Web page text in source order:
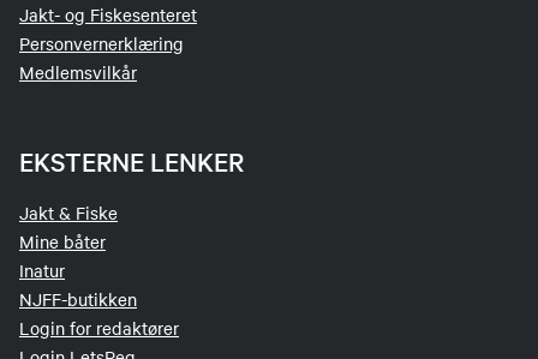
Jakt- og Fiskesenteret
Personvernerklæring
Medlemsvilkår
EKSTERNE LENKER
Jakt & Fiske
Mine båter
Inatur
NJFF-butikken
Login for redaktører